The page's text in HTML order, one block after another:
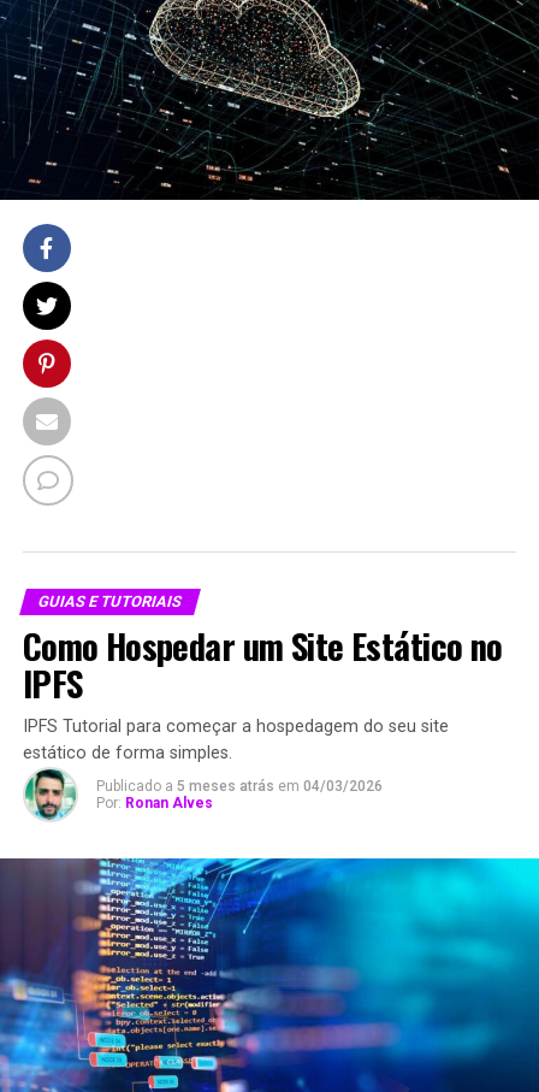
GUIAS E TUTORIAIS
Como Hospedar um Site Estático no
IPFS
IPFS Tutorial para começar a hospedagem do seu site
estático de forma simples.
Publicado a 5 meses atrás em 04/03/2026
Por: Ronan Alves